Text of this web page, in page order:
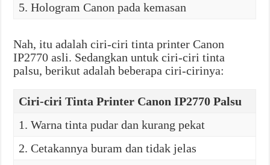
5. Hologram Canon pada kemasan
Nah, itu adalah ciri-ciri tinta printer Canon
IP2770 asli. Sedangkan untuk ciri-ciri tinta
palsu, berikut adalah beberapa ciri-cirinya:
Ciri-ciri Tinta Printer Canon IP2770 Palsu
1. Warna tinta pudar dan kurang pekat
2. Cetakannya buram dan tidak jelas